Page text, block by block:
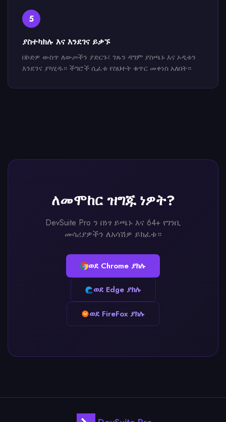
5
ያስተካክሉ እና እንደገና ይቃኙ
በኮድዎ ውስጥ ለውጦችን ያድርጉ፣ ገጹን ዳግም ያስጫኑ እና ኦዲቱን
እንደገና ያካሂዱ። ችግሮች ሲፈቱ የስህተት ቁጥር መቀነስ አለበት።
ለመሞከር ዝግጁ ነዎት?
DevSuite Pro ን በነፃ ይጫኑ እና 64+ የገንቢ
መሳሪያዎችን ለአሳሽዎ ይክፈቱ።
ወደ Chrome ያክሉ
ወደ Edge ያክሉ
ወደ FireFox ያክሉ